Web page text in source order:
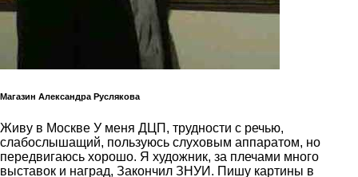
Магазин Александра Руслякова
Живу в Москве У меня ДЦП, трудности с речью,
слабослышащий, пользуюсь слуховым аппаратом, но
передвигаюсь хорошо. Я художник, за плечами много
выставок и наград, Закончил ЗНУИ. Пишу картины в